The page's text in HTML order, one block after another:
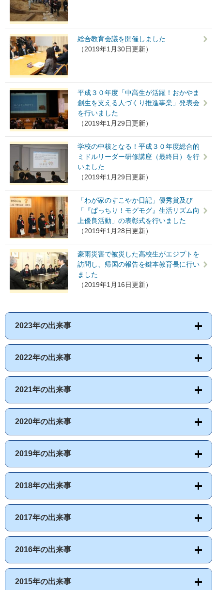
総合教育会議を開催しました
（2019年1月30日更新）
平成３０年度「中高生が活躍！おかやま
創生を支える人づくり推進事業」発表会
を行いました
（2019年1月29日更新）
学校の中核となる！平成３０年度総合的
ミドルリーダー研修講座（最終日）を行
いました
（2019年1月29日更新）
「わが家のすこやか日記」優秀賞及び
「『ぱっちり！モグモグ』生活リズム向
上優良活動」の表彰式を行いました
（2019年1月28日更新）
豪雨災害で被災した高校生がエジプトを
訪問し、帰国の報告を鍵本教育長に行い
ました
（2019年1月16日更新）
2023年の出来事
2022年の出来事
2021年の出来事
2020年の出来事
2019年の出来事
2018年の出来事
2017年の出来事
2016年の出来事
2015年の出来事